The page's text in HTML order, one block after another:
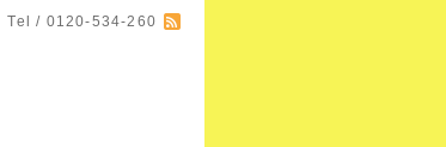
Tel / 0120-534-260